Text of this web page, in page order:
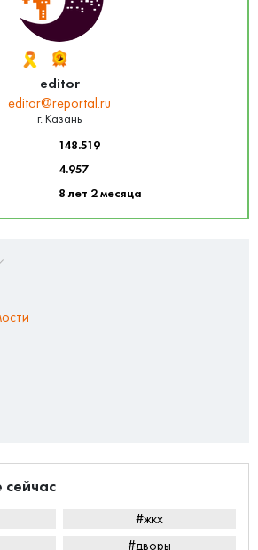
editor
editor@reportal.ru
г. Казань
148.519
4.957
8 лет 2 месяца
сейчас
#жкх
#дворы